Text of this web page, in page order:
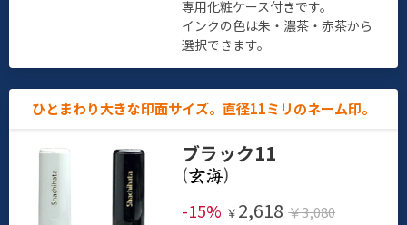
専用化粧ケース付きです。
インクの色は朱・濃茶・赤茶から
選択できます。
ひとまわり大きな印面サイズ。直径11ミリのネーム印。
ブラック11
(
)
-15% ￥ 2,618 ￥3,080